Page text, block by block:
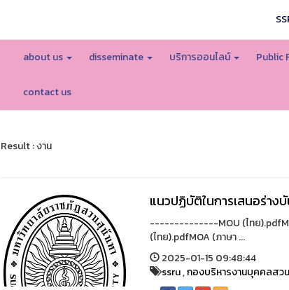
about us disseminate บริการออนไลน์ Public
contact us
Result : งาน
แนวปฏิบัติในการเสนอร่างบั
--------------MOU (ไทย
(ไทย).pdfMOA (ภาษา ...
2025-01-15 09:48:44
ssru,กองบริหารงานบุคคลสว